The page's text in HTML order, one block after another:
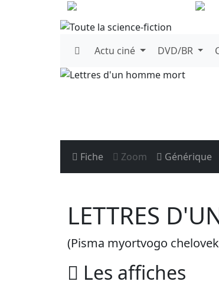
Actu ciné DVD/BR
Fiche
Zoom Générique
LETTRES
(Pisma myortvogo
Les affiches